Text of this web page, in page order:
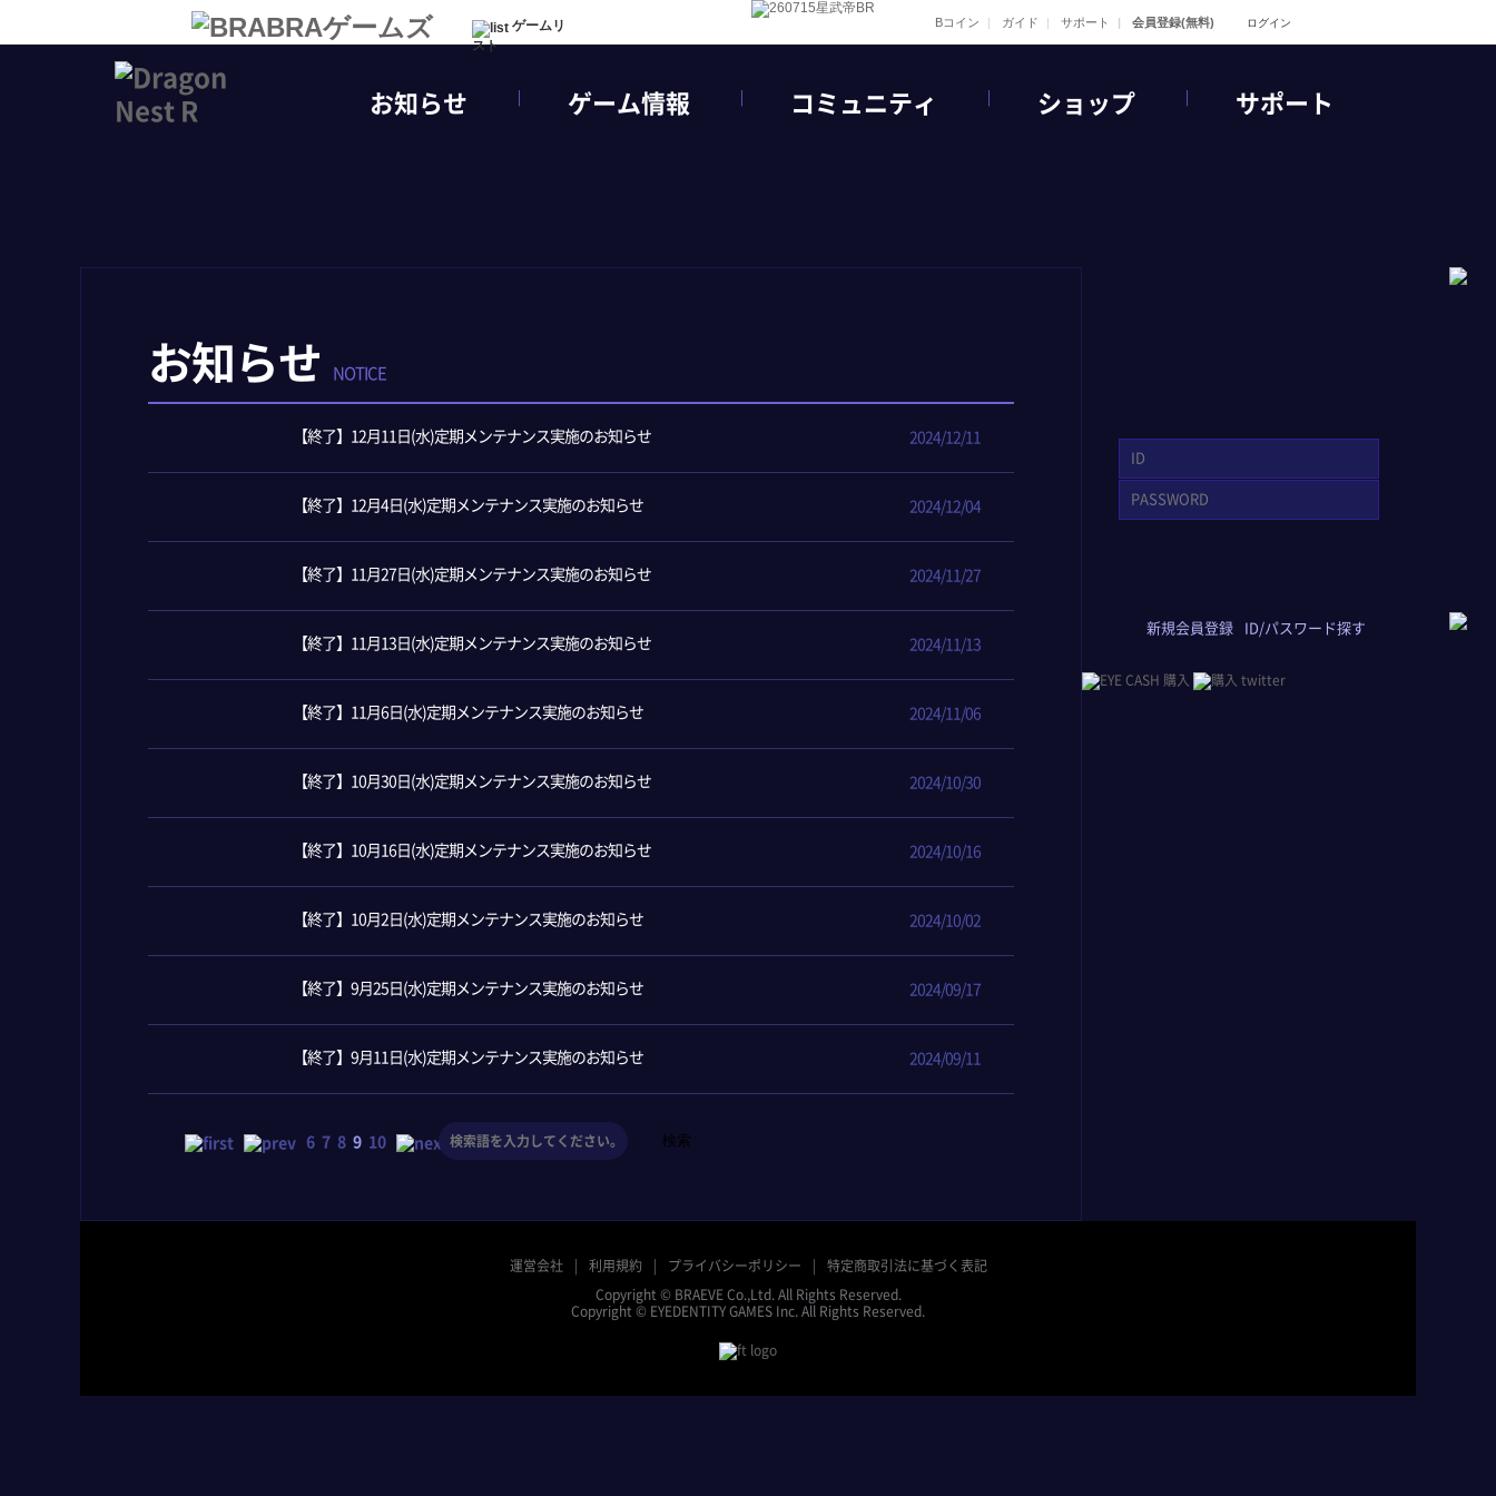
ゲームリ
スト
Bコイン ガイド サポート 会員登録(無料) ログイン
お知らせ ゲーム情報 コミュニティ ショップ サポート
お知らせ NOTICE
【終了】12月11日(水)定期メンテナンス実施のお知らせ 2024/12/11
【終了】12月4日(水)定期メンテナンス実施のお知らせ 2024/12/04
【終了】11月27日(水)定期メンテナンス実施のお知らせ 2024/11/27
【終了】11月13日(水)定期メンテナンス実施のお知らせ 2024/11/13
【終了】11月6日(水)定期メンテナンス実施のお知らせ 2024/11/06
【終了】10月30日(水)定期メンテナンス実施のお知らせ 2024/10/30
【終了】10月16日(水)定期メンテナンス実施のお知らせ 2024/10/16
【終了】10月2日(水)定期メンテナンス実施のお知らせ 2024/10/02
【終了】9月25日(水)定期メンテナンス実施のお知らせ 2024/09/17
【終了】9月11日(水)定期メンテナンス実施のお知らせ 2024/09/11
6 7 8 9 10 検索
新規会員登録 ID/パスワード探す
運営会社 利用規約 プライバシーポリシー 特定商取引法に基づく表記
Copyright © BRAEVE Co.,Ltd. All Rights Reserved.
Copyright © EYEDENTITY GAMES Inc. All Rights Reserved.